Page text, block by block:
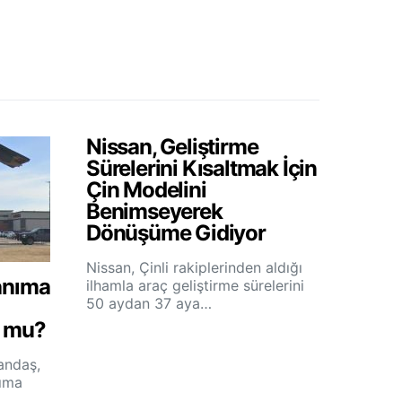
Nissan, Geliştirme
Sürelerini Kısaltmak İçin
Çin Modelini
Benimseyerek
Dönüşüme Gidiyor
Nissan, Çinli rakiplerinden aldığı
ilhamla araç geliştirme sürelerini
50 aydan 37 aya…